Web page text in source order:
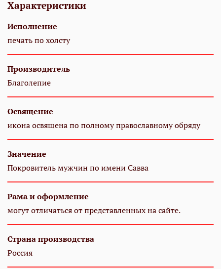
Характеристики
Исполнение
печать по холсту
Производитель
Благолепие
Освящение
икона освящена по полному православному обряду
Значение
Покровитель мужчин по имени Савва
Рама и оформление
могут отличаться от представленных на сайте.
Страна производства
Россия